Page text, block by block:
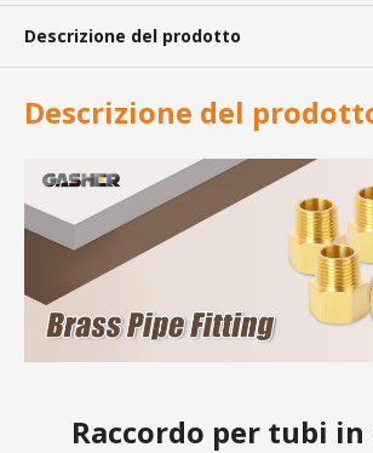
Descrizione del prodotto
Descrizione del
Raccordo per tubi